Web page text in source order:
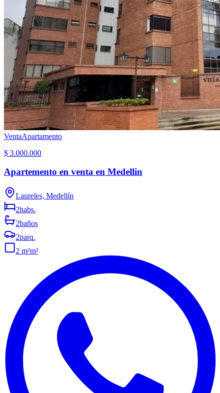
VentaApartamento
$ 3.000.000
Apartemento en venta en Medellin
Laureles, Medellín
2habs.
2baños
2parq.
2 m²m²